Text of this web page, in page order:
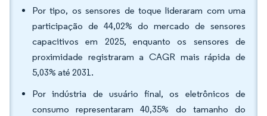
Por tipo, os sensores de toque lideraram com uma
participação de 44,02% do mercado de sensores
capacitivos em 2025, enquanto os sensores de
proximidade registraram a CAGR mais rápida de
5,03% até 2031.
Por indústria de usuário final, os eletrônicos de
consumo representaram 40,35% do tamanho do